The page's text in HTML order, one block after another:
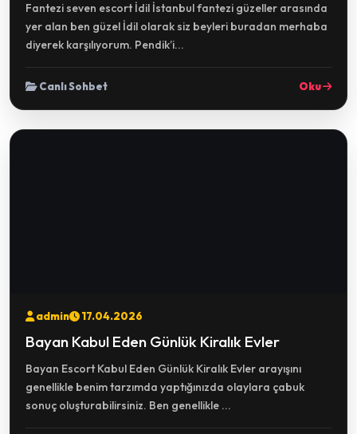
Fantezi seven escort İdil İstanbul fantezi güzeller arasında
yer alan ben güzel İdil olarak siz beyleri buradan merhaba
diyerek karşılıyorum. Pendik’i...
Canlı Sohbet Oku
admin 17.04.2026
Bayan Kabul Eden Günlük Kiralık Evler
Bayan Escort Kabul Eden Günlük Kiralık Evler arayışını
genellikle benim tarzımda yaptığınızda olaylara çabuk
sonuç oluşturabilirsiniz. Ben genellikle ...